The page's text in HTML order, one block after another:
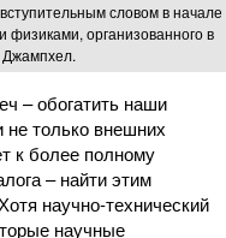
словом в начале
физиками, организованного в
Джампхел.
– обогатить наши
не только внешних
к более полному
– найти этим
научно-технический
научные